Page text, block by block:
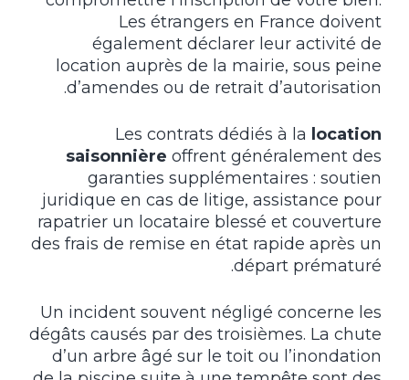
Les étrangers en France doivent
également déclarer leur activité de
location auprès de la mairie, sous peine
d’amendes ou de retrait d’autorisation.
Les contrats dédiés à la location
saisonnière offrent généralement des
garanties supplémentaires : soutien
juridique en cas de litige, assistance pour
rapatrier un locataire blessé et couverture
des frais de remise en état rapide après un
départ prématuré.
Un incident souvent négligé concerne les
dégâts causés par des troisièmes. La chute
d’un arbre âgé sur le toit ou l’inondation